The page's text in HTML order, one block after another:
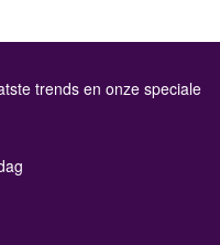
trends en onze speciale